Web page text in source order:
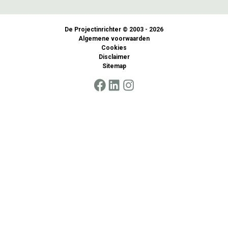
De Projectinrichter © 2003 - 2026
Algemene voorwaarden
Cookies
Disclaimer
Sitemap